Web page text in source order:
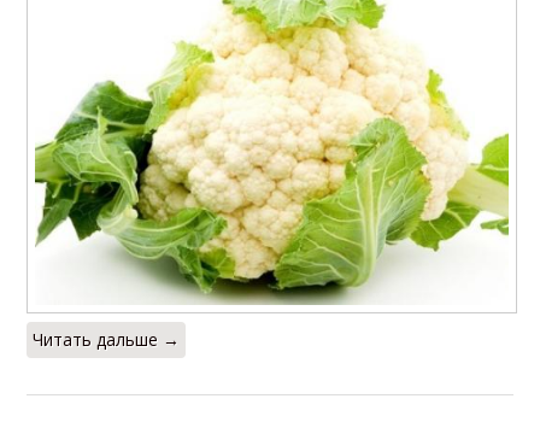
Читать дальше →